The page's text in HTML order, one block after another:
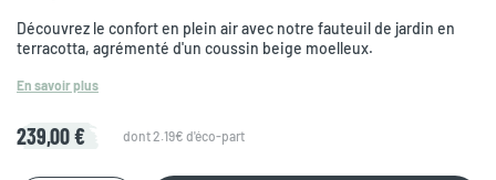
Découvrez le confort en plein air avec notre fauteuil de jardin en
terracotta, agrémenté d'un coussin beige moelleux.
En savoir plus
239,00 € dont 2.19€ d'éco-part